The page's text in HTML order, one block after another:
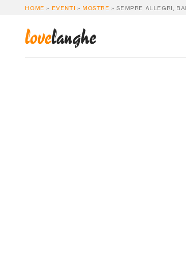
HOME » EVENTI » MOSTRE »SEMPRE ALLEGRI,
lovelanghe